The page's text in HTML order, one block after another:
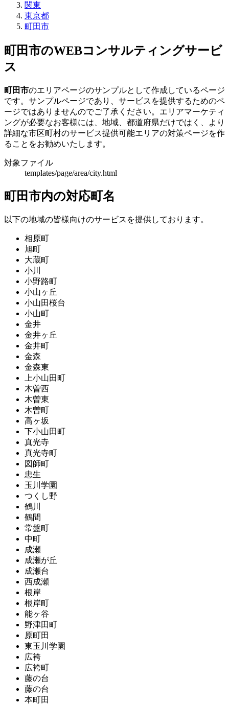
関東
東京都
町田市
町田市のWEBコンサルティングサービ
ス
町田市のエリアページのサンプルとして作成しているページ
です。サンプルページであり、サービスを提供するためのペ
ージではありませんのでご了承ください。エリアマーケティ
ングが必要なお客様には、地域、都道府県だけではく、より
詳細な市区町村のサービス提供可能エリアの対策ページを作
ることをお勧めいたします。
対象ファイル
templates/page/area/city.html
町田市内の対応町名
以下の地域の皆様向けのサービスを提供しております。
相原町
旭町
大蔵町
小川
小野路町
小山ヶ丘
小山田桜台
小山町
金井
金井ヶ丘
金井町
金森
金森東
上小山田町
木曽西
木曽東
木曽町
高ヶ坂
下小山田町
真光寺
真光寺町
図師町
忠生
玉川学園
つくし野
鶴川
鶴間
常盤町
中町
成瀬
成瀬が丘
成瀬台
西成瀬
根岸
根岸町
能ヶ谷
野津田町
原町田
東玉川学園
広袴
広袴町
藤の台
藤の台
本町田